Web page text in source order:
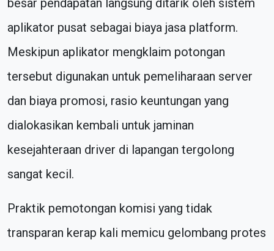
besar pendapatan langsung ditarik oleh sistem
aplikator pusat sebagai biaya jasa platform.
Meskipun aplikator mengklaim potongan
tersebut digunakan untuk pemeliharaan server
dan biaya promosi, rasio keuntungan yang
dialokasikan kembali untuk jaminan
kesejahteraan driver di lapangan tergolong
sangat kecil.
Praktik pemotongan komisi yang tidak
transparan kerap kali memicu gelombang protes